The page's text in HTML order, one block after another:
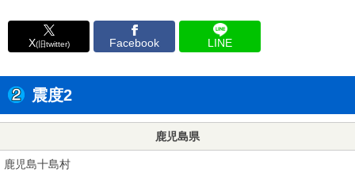
X(旧twitter) Facebook LINE
震度2
鹿児島県
鹿児島十島村